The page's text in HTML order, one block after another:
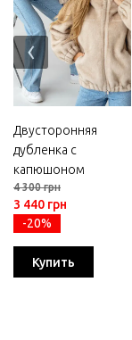
Двусторонняя
дубленка с
капюшоном
4 300 грн
3 440 грн
-20%
Купить
‹